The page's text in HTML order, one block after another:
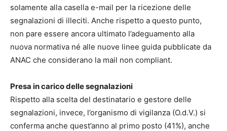
solamente alla casella e-mail per la ricezione delle
segnalazioni di illeciti. Anche rispetto a questo punto,
non pare essere ancora ultimato l’adeguamento alla
nuova normativa né alle nuove linee guida pubblicate da
ANAC che considerano la mail non compliant.
Presa in carico delle segnalazioni
Rispetto alla scelta del destinatario e gestore delle
segnalazioni, invece, l’organismo di vigilanza (O.d.V.) si
conferma anche quest’anno al primo posto (41%), anche